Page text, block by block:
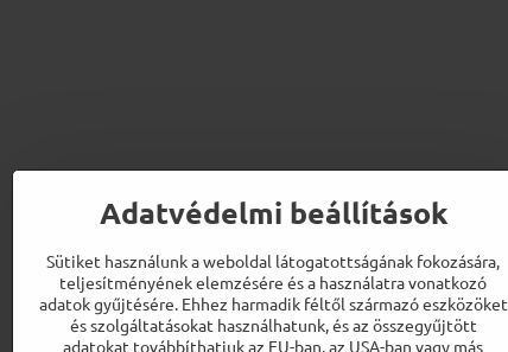
Adatvédelmi beállítások
Sütiket használunk a weboldal látogatottságának fokozására,
teljesítményének elemzésére és a használatra vonatkozó
adatok gyűjtésére. Ehhez harmadik féltől származó eszközöket
és szolgáltatásokat használhatunk, és az összegyűjtött
adatokat továbbíthatjuk az EU-ban, az USA-ban vagy más